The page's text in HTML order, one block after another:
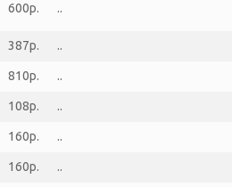
600р. ..
387р. ..
810р. ..
108р. ..
160р. ..
160р. ..